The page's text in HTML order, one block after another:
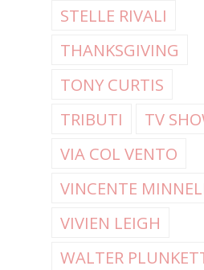
STELLE RIVALI
THANKSGIVING
TONY CURTIS
TRIBUTI
TV
VIA COL VENTO
VINCENTE
VIVIEN LEIGH
WALTER